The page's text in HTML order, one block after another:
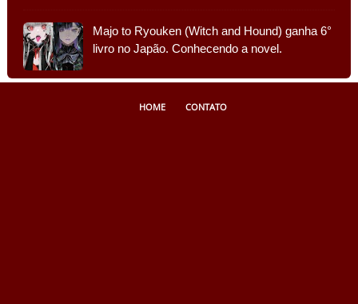
Majo to Ryouken (Witch and Hound) ganha 6°
livro no Japão. Conhecendo a novel.
HOME CONTATO